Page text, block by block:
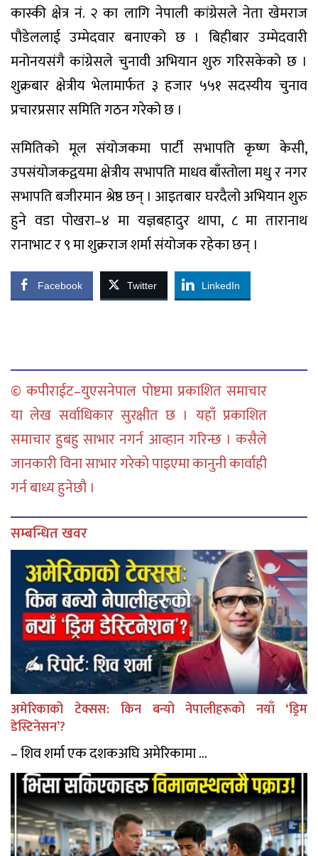
कास्की क्षेत्र नं. २ का लागि नेपाली कांग्रेसले नेता खेमराज
पौडेललाई उम्मेदवार बनाएको छ । बिहीबार उम्मेदवारी
मनोनयसंगै कांग्रेसले चुनावी अभियान शुरु गरिसकेको छ ।
शुक्रबार क्षेत्रीय भेलामार्फत ३ हजार ५५१ सदस्यीय चुनाव
प्रचारप्रसार समिति गठन गरेको छ ।
समितिको मूल संयोजकमा पार्टी सभापति कृष्ण केसी,
उपसंयोजकद्वयमा क्षेत्रीय सभापति माधव बाँस्तोला मधु र नगर
सभापति बजीरमान श्रेष्ठ छन् । आइतबार घरदैलो अभियान शुरु
हुने वडा पोखरा–४ मा यज्ञबहादुर थापा, ८ मा तारानाथ
रानाभाट र ९ मा शुक्रराज शर्मा संयोजक रहेका छन् ।
Facebook Twitter LinkedIn
© कपीराईट–युएसनेपाल पोष्टमा प्रकाशित समाचार
या लेख सर्वाधिकार सुरक्षीत छ । यहाँ प्रकाशित
समाचार हुबहु साभार नगर्न आव्हान गरिन्छ । कसैले
जानकारी विना साभार गरेको पाइएमा कानुनी कार्वाही
गर्न बाध्य हुनेछौ ।
सम्बन्धित खवर
अमेरिकाको टेक्सस: किन बन्यो नेपालीहरूको नयाँ ‘ड्रिम
डेस्टिनेसन’?
– शिव शर्मा एक दशकअघि अमेरिकामा ...